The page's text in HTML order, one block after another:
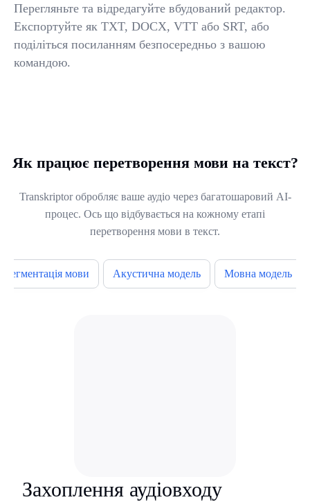
Перегляньте та відредагуйте вбудований редактор.
Експортуйте як TXT, DOCX, VTT або SRT, або
поділіться посиланням безпосередньо з вашою
командою.
Як працює перетворення мови на текст?
Transkriptor обробляє ваше аудіо через багатошаровий AI-
процес. Ось що відбувається на кожному етапі
перетворення мови в текст.
Сегментація мови Акустична модель Мовна модель
Захоплення аудіовходу